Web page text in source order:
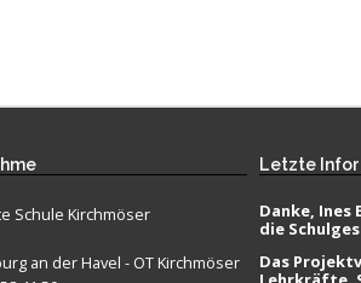
Schule Kirchmöser
an der Havel - OT Kirchmöser
Letzte
Danke, Ines
die
Das